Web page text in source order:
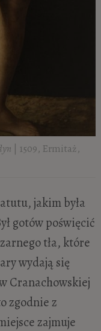
| 1509, Ermitaż,
jakim była
gotów poświęcić
tła, które
wydają się
Cranachowskiej
zgodnie z
zajmuje